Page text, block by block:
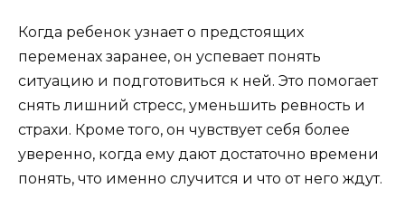
Когда ребенок узнает о предстоящих
переменах заранее, он успевает понять
ситуацию и подготовиться к ней. Это помогает
снять лишний стресс, уменьшить ревность и
страхи. Кроме того, он чувствует себя более
уверенно, когда ему дают достаточно времени
понять, что именно случится и что от него ждут.